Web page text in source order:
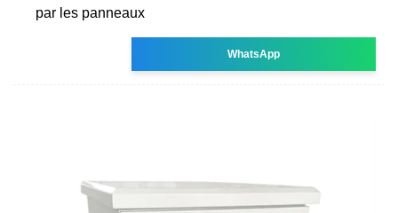
par les panneaux
WhatsApp